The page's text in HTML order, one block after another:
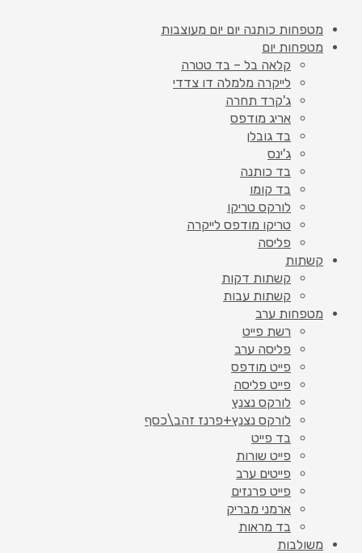
מטפחות כותנה יום יום מעוצבות
מטפחות יום
קלאה בל – בד טטרה
לייקרה מלמלה דו צדדי
ג'קרד תחרה
אריג מודפס
בד גובלן
ג'ינס
בד כותנה
בד קומו
לורקס טריקו
טריקו מודפס לייקרה
פליסה
קשתות
קשתות דקות
קשתות עבות
מטפחות ערב
רשת פייט
פליסה ערב
פייט מודפס
פייט פליסה
לורקס נצנץ
לורקס נצנץ+פרנז זהב\כסף
בד פייט
פייט שורות
פייטים ערב
פייט פרנזים
ארמני מבריק
בד מראות
משולבות